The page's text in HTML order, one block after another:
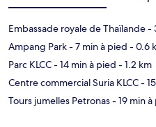
Embassade royale de Thaïlande-
Ampang Park- 7 min à pied - 0.6
Parc KLCC- 14 min à pied - 1.2 km
Centre commercial Suria KLCC-
Tours jumelles Petronas- 19 min